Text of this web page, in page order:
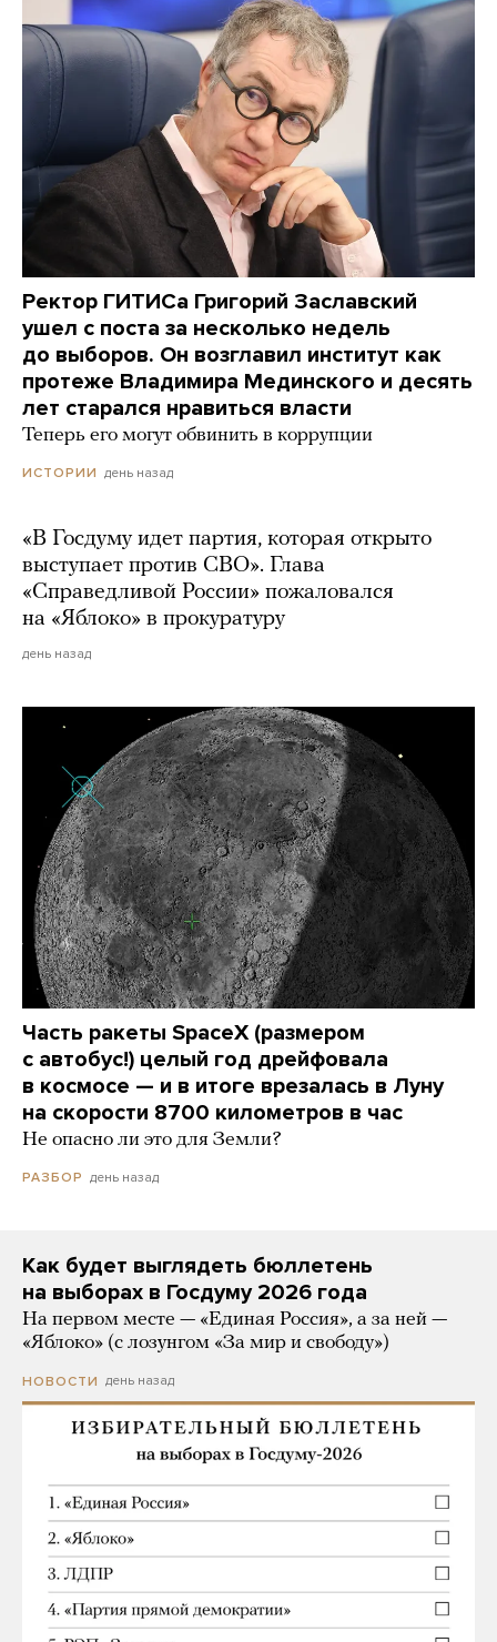
Ректор ГИТИСа Григорий Заславский
ушел с поста за несколько недель
до выборов. Он возглавил институт как
протеже Владимира Мединского и десять
лет старался нравиться власти
Теперь его могут обвинить в коррупции
ИСТОРИИ день назад
«В Госдуму идет партия, которая открыто
выступает против СВО». Глава
«Справедливой России» пожаловался
на «Яблоко» в прокуратуру
день назад
Часть ракеты SpaceX (размером
с автобус!) целый год дрейфовала
в космосе — и в итоге врезалась в Луну
на скорости 8700 километров в час
Не опасно ли это для Земли?
РАЗБОР день назад
Как будет выглядеть бюллетень
на выборах в Госдуму 2026 года
На первом месте — «Единая Россия», а за ней —
«Яблоко» (с лозунгом «За мир и свободу»)
НОВОСТИ день назад